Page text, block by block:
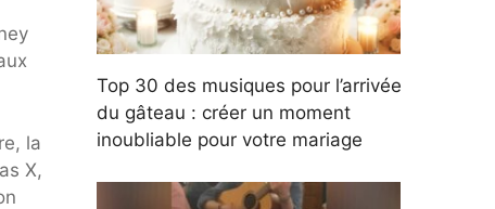
la
X,
Top 30 des musiques pour l’arrivée
du gâteau : créer un moment
inoubliable pour votre mariage